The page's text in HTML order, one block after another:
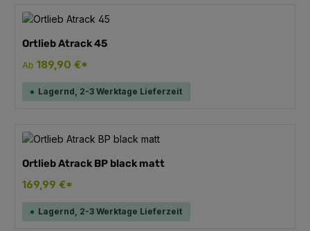
Ortlieb Atrack 45
Ab189,90 €*
Lagernd, 2-3 Werktage Lieferzeit
Ortlieb Atrack BP black matt
169,99 €*
Lagernd, 2-3 Werktage Lieferzeit